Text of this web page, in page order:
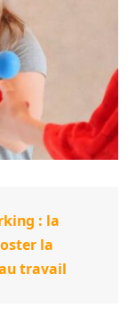
: la
la
travail